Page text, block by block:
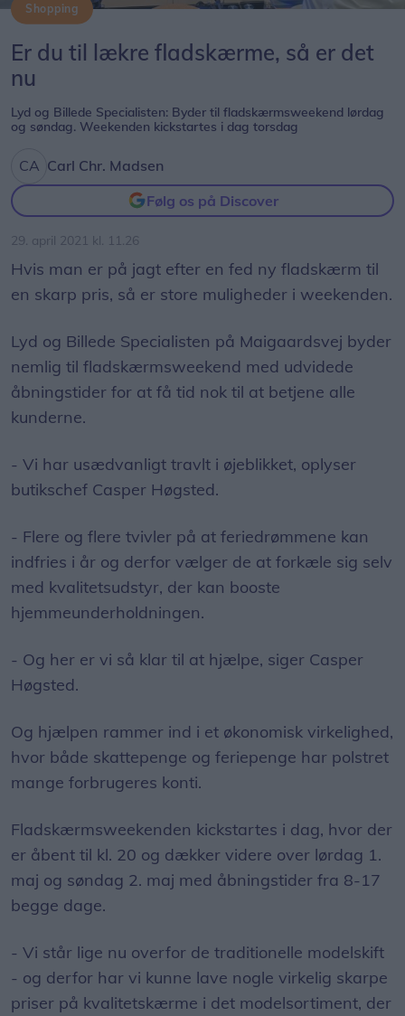
Shopping
Er du til lækre fladskærme, så er det
nu
Lyd og Billede Specialisten: Byder til fladskærmsweekend lørdag
og søndag. Weekenden kickstartes i dag torsdag
Carl Chr. Madsen
Følg os på Discover
29. april 2021 kl. 11.26
Hvis man er på jagt efter en fed ny fladskærm til
en skarp pris, så er store muligheder i weekenden.
Lyd og Billede Specialisten på Maigaardsvej byder
nemlig til fladskærmsweekend med udvidede
åbningstider for at få tid nok til at betjene alle
kunderne.
- Vi har usædvanligt travlt i øjeblikket, oplyser
butikschef Casper Høgsted.
- Flere og flere tvivler på at feriedrømmene kan
indfries i år og derfor vælger de at forkæle sig selv
med kvalitetsudstyr, der kan booste
hjemmeunderholdningen.
- Og her er vi så klar til at hjælpe, siger Casper
Høgsted.
Og hjælpen rammer ind i et økonomisk virkelighed,
hvor både skattepenge og feriepenge har polstret
mange forbrugeres konti.
Fladskærmsweekenden kickstartes i dag, hvor der
er åbent til kl. 20 og dækker videre over lørdag 1.
maj og søndag 2. maj med åbningstider fra 8-17
begge dage.
- Vi står lige nu overfor de traditionelle modelskift
- og derfor har vi kunne lave nogle virkelig skarpe
priser på kvalitetskærme i det modelsortiment, der